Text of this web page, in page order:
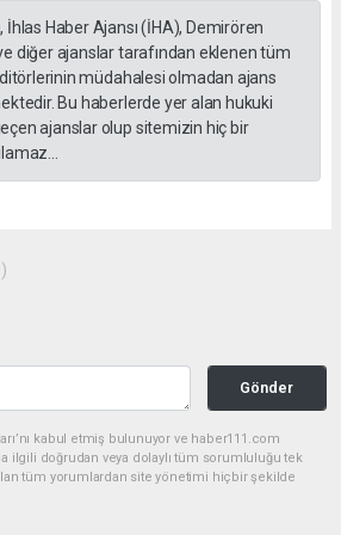
İhlas Haber Ajansı (İHA), Demirören
diğer ajanslar tarafından eklenen tüm
müdahalesi olmadan ajans
Bu haberlerde yer alan hukuki
ajanslar olup sitemizin hiç bir
Gönder
kabul etmiş bulunuyor ve haber111.com
ilgili doğrudan veya dolaylı tüm sorumluluğu tek
tüm yorumlardan site yönetimi hiçbir şekilde